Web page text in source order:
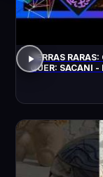
TERRAS
QUER: SACANI